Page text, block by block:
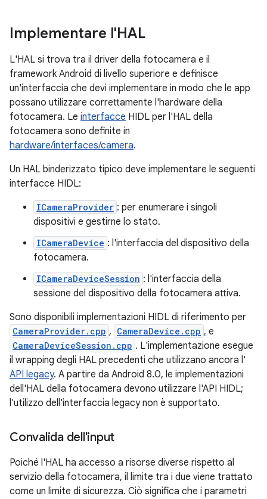
Implementare l'HAL
L'HAL si trova tra il driver della fotocamera e il
framework Android di livello superiore e definisce
un'interfaccia che devi implementare in modo che le app
possano utilizzare correttamente l'hardware della
fotocamera. Le interfacce HIDL per l'HAL della
fotocamera sono definite in
hardware/interfaces/camera.
Un HAL binderizzato tipico deve implementare le seguenti
interfacce HIDL:
ICameraProvider : per enumerare i singoli
dispositivi e gestirne lo stato.
ICameraDevice : l'interfaccia del dispositivo della
fotocamera.
ICameraDeviceSession : l'interfaccia della
sessione del dispositivo della fotocamera attiva.
Sono disponibili implementazioni HIDL di riferimento per
CameraProvider.cpp , CameraDevice.cpp , e
CameraDeviceSession.cpp . L'implementazione esegue
il wrapping degli HAL precedenti che utilizzano ancora l'
API legacy. A partire da Android 8.0, le implementazioni
dell'HAL della fotocamera devono utilizzare l'API HIDL;
l'utilizzo dell'interfaccia legacy non è supportato.
Convalida dell'input
Poiché l'HAL ha accesso a risorse diverse rispetto al
servizio della fotocamera, il limite tra i due viene trattato
come un limite di sicurezza. Ciò significa che i parametri